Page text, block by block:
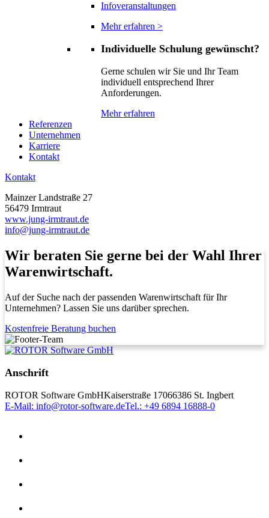
Infoveranstaltungen
Mehr erfahren >
Individuelle Schulung gewünscht?
Gerne schulen wir Sie und Ihr Team
individuell entsprechend Ihrer
Anforderungen.
Mehr erfahren
Referenzen
Unternehmen
Karriere
Kontakt
Kontakt
Mainzer Landstraße 27
56479 Irmtraut
www.jung-irmtraut.de
info@jung-irmtraut.de
Wir beraten Sie gerne bei der Wahl Ihrer
Warenwirtschaft.
Auf der Suche nach der passenden Warenwirtschaft für Ihr
Unternehmen? Lassen Sie uns darüber sprechen.
Kostenfreie Beratung buchen
Anschrift
ROTOR Software GmbHKaiserstraße 17066386 St. Ingbert
E-Mail: info@rotor-software.deTel.: +49 6894 16888-0